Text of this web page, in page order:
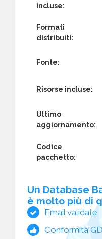
incluse:
Formati
distribuiti:
Fonte:
Risorse incluse:
Ultimo
aggiornamento:
Codice
pacchetto:
Un Database
è molto più di
Email validate
Conformità